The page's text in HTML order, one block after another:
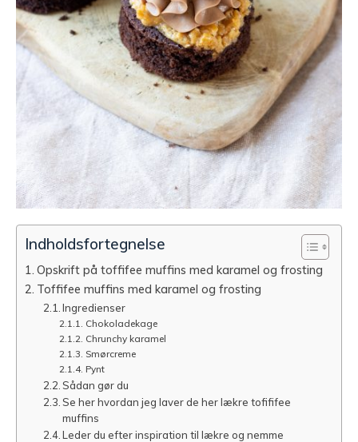
Indholdsfortegnelse
Opskrift på toffifee muffins med karamel og frosting
Toffifee muffins med karamel og frosting
Ingredienser
Chokoladekage
Chrunchy karamel
Smørcreme
Pynt
Sådan gør du
Se her hvordan jeg laver de her lækre tofififee
muffins
Leder du efter inspiration til lækre og nemme